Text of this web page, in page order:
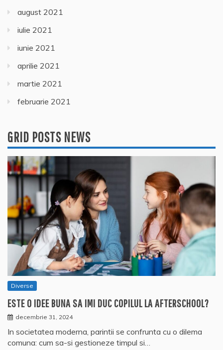
august 2021
iulie 2021
iunie 2021
aprilie 2021
martie 2021
februarie 2021
GRID POSTS NEWS
Diverse
ESTE O IDEE BUNA SA IMI DUC COPILUL LA AFTERSCHOOL?
decembrie 31, 2024
In societatea moderna, parintii se confrunta cu o dilema
comuna: cum sa-si gestioneze timpul si…